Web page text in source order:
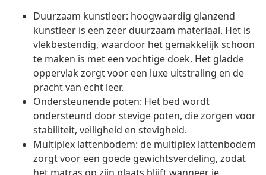
Duurzaam kunstleer: hoogwaardig glanzend
kunstleer is een zeer duurzaam materiaal. Het is
vlekbestendig, waardoor het gemakkelijk schoon
te maken is met een vochtige doek. Het gladde
oppervlak zorgt voor een luxe uitstraling en de
pracht van echt leer.
Ondersteunende poten: Het bed wordt
ondersteund door stevige poten, die zorgen voor
stabiliteit, veiligheid en stevigheid.
Multiplex lattenbodem: de multiplex lattenbodem
zorgt voor een goede gewichtsverdeling, zodat